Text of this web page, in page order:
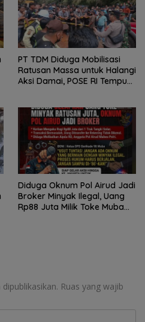
PT TDM Diduga Mobilisasi
Ratusan Massa untuk Halangi
Aksi Damai, POSE RI Tempuh
Diduga Oknum Pol Airud Jadi
Broker Minyak Ilegal, Uang
Rp88 Juta Milik Toke Muba
Ruas yang wajib